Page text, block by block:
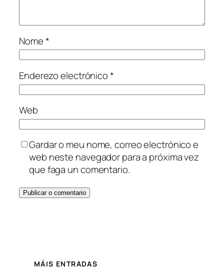
Nome*
Enderezo electrónico*
Web
Gardar o meu nome, correo electrónico e
web neste navegador para a próxima vez
que faga un comentario.
MÁIS ENTRADAS